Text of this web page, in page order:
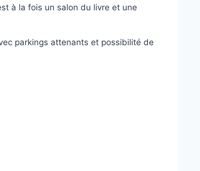
à la fois un salon du livre et une
parkings attenants et possibilité de